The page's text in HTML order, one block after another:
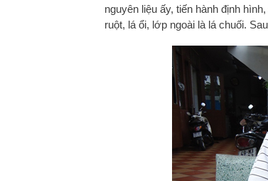
nguyên liệu ấy, tiến hành định
ruột, lá ổi, lớp ngoài là lá chuối.